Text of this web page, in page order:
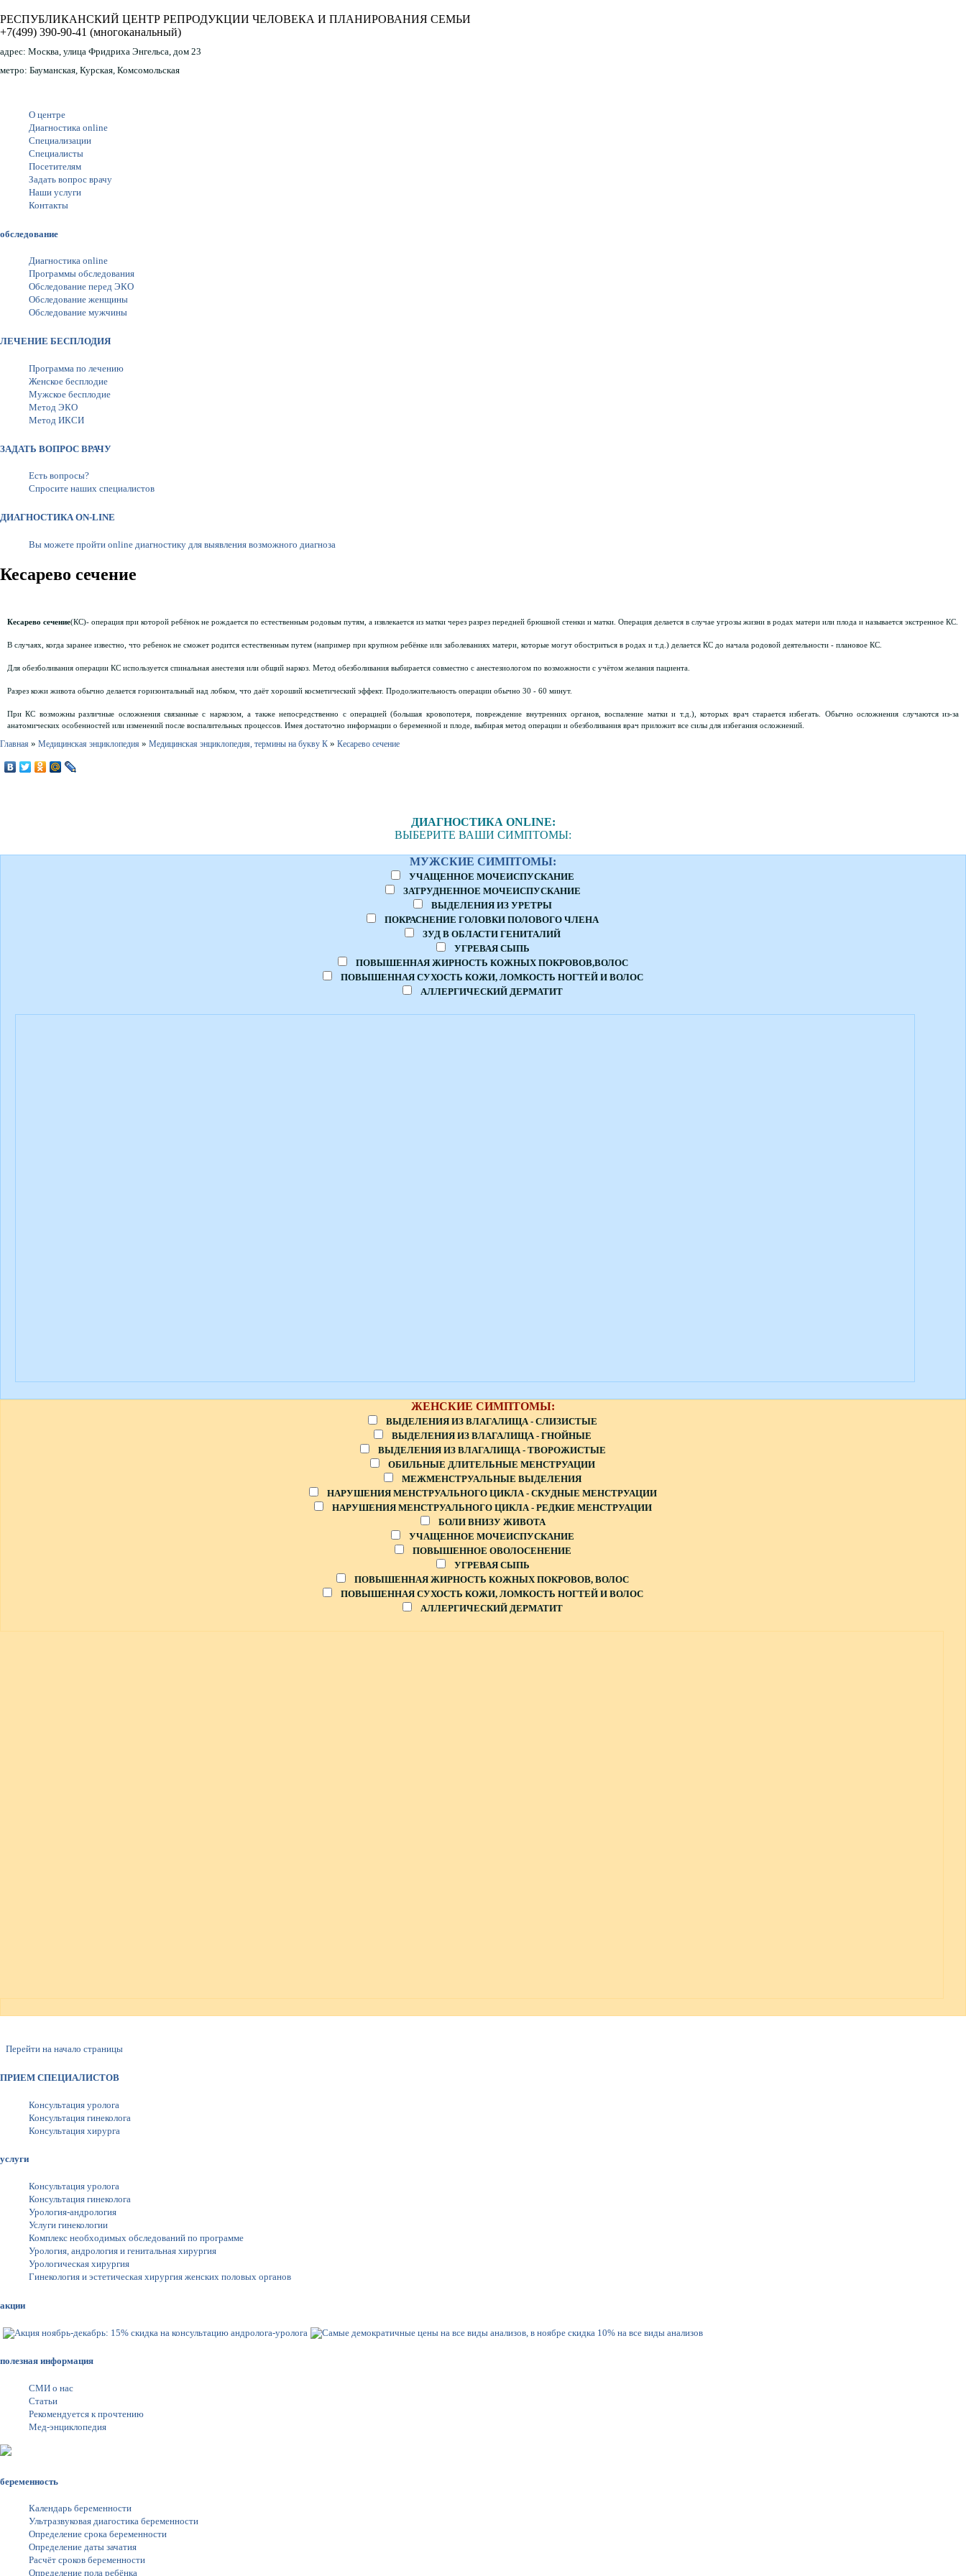
РЕСПУБЛИКАНСКИЙ ЦЕНТР РЕПРОДУКЦИИ ЧЕЛОВЕКА И ПЛАНИРОВАНИЯ СЕМЬИ
+7(499) 390-90-41 (многоканальный)
адрес: Москва, улица Фридриха Энгельса, дом 23
метро: Бауманская, Курская, Комсомольская
О центре
Диагностика online
Специализации
Специалисты
Посетителям
Задать вопрос врачу
Наши услуги
Контакты
обследование
Диагностика online
Программы обследования
Обследование перед ЭКО
Обследование женщины
Обследование мужчины
ЛЕЧЕНИЕ БЕСПЛОДИЯ
Программа по лечению
Женское бесплодие
Мужское бесплодие
Метод ЭКО
Метод ИКСИ
ЗАДАТЬ ВОПРОС ВРАЧУ
Есть вопросы?
Спросите наших специалистов
ДИАГНОСТИКА ON-LINE
Вы можете пройти online диагностику для выявления возможного диагноза
Кесарево сечение
Кесарево сечение(КС)- операция при которой ребёнок не рождается по естественным родовым путям, а извлекается из матки через разрез передней брюшной стенки и матки. Операция делается в случае угрозы жизни в родах матери или плода и называется экстренное КС.
В случаях, когда заранее известно, что ребенок не сможет родится естественным путем (например при крупном ребёнке или заболеваниях матери, которые могут обостриться в родах и т.д.) делается КС до начала родовой деятельности - плановое КС.
Для обезболивания операции КС используется спинальная анестезия или общий наркоз. Метод обезболивания выбирается совместно с анестезиологом по возможности с учётом желания пациента.
Разрез кожи живота обычно делается горизонтальный над лобком, что даёт хороший косметический эффект. Продолжительность операции обычно 30 - 60 минут.
При КС возможны различные осложнения связанные с наркозом, а также непосредственно с операцией (большая кровопотеря, повреждение внутренних органов, воспаление матки и т.д.), которых врач старается избегать. Обычно осложнения случаются из-за
анатомических особенностей или изменений после воспалительных процессов. Имея достаточно информации о беременной и плоде, выбирая метод операции и обезболивания врач приложит все силы для избегания осложнений.
Главная » Медицинская энциклопедия » Медицинская энциклопедия, термины на букву К » Кесарево сечение
ДИАГНОСТИКА ONLINE:
ВЫБЕРИТЕ ВАШИ СИМПТОМЫ:
МУЖСКИЕ СИМПТОМЫ:
УЧАЩЕННОЕ МОЧЕИСПУСКАНИЕ
ЗАТРУДНЕННОЕ МОЧЕИСПУСКАНИЕ
ВЫДЕЛЕНИЯ ИЗ УРЕТРЫ
ПОКРАСНЕНИЕ ГОЛОВКИ ПОЛОВОГО ЧЛЕНА
ЗУД В ОБЛАСТИ ГЕНИТАЛИЙ
УГРЕВАЯ СЫПЬ
ПОВЫШЕННАЯ ЖИРНОСТЬ КОЖНЫХ ПОКРОВОВ,ВОЛОС
ПОВЫШЕННАЯ СУХОСТЬ КОЖИ, ЛОМКОСТЬ НОГТЕЙ И ВОЛОС
АЛЛЕРГИЧЕСКИЙ ДЕРМАТИТ
ЖЕНСКИЕ СИМПТОМЫ:
ВЫДЕЛЕНИЯ ИЗ ВЛАГАЛИЩА - СЛИЗИСТЫЕ
ВЫДЕЛЕНИЯ ИЗ ВЛАГАЛИЩА - ГНОЙНЫЕ
ВЫДЕЛЕНИЯ ИЗ ВЛАГАЛИЩА - ТВОРОЖИСТЫЕ
ОБИЛЬНЫЕ ДЛИТЕЛЬНЫЕ МЕНСТРУАЦИИ
МЕЖМЕНСТРУАЛЬНЫЕ ВЫДЕЛЕНИЯ
НАРУШЕНИЯ МЕНСТРУАЛЬНОГО ЦИКЛА - СКУДНЫЕ МЕНСТРУАЦИИ
НАРУШЕНИЯ МЕНСТРУАЛЬНОГО ЦИКЛА - РЕДКИЕ МЕНСТРУАЦИИ
БОЛИ ВНИЗУ ЖИВОТА
УЧАЩЕННОЕ МОЧЕИСПУСКАНИЕ
ПОВЫШЕННОЕ ОВОЛОСЕНЕНИЕ
УГРЕВАЯ СЫПЬ
ПОВЫШЕННАЯ ЖИРНОСТЬ КОЖНЫХ ПОКРОВОВ, ВОЛОС
ПОВЫШЕННАЯ СУХОСТЬ КОЖИ, ЛОМКОСТЬ НОГТЕЙ И ВОЛОС
АЛЛЕРГИЧЕСКИЙ ДЕРМАТИТ
Перейти на начало страницы
ПРИЕМ СПЕЦИАЛИСТОВ
Консультация уролога
Консультация гинеколога
Консультация хирурга
услуги
Консультация уролога
Консультация гинеколога
Урология-андрология
Услуги гинекологии
Комплекс необходимых обследований по программе
Урология, андрология и генитальная хирургия
Урологическая хирургия
Гинекология и эстетическая хирургия женских половых органов
акции
полезная информация
СМИ о нас
Статьи
Рекомендуется к прочтению
Мед-энциклопедия
беременность
Календарь беременности
Ультразвуковая диагостика беременности
Определение срока беременности
Определение даты зачатия
Расчёт сроков беременности
Определение пола ребёнка